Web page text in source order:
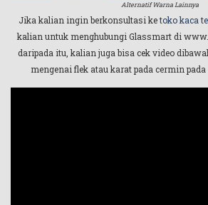
Alternatif Warna Lainnya
Jika kalian ingin berkonsultasi ketoko kaca
kalian untuk menghubungi Glassmart di
daripada itu, kalian juga bisa cek video
mengenai flek atau karat pada cermin